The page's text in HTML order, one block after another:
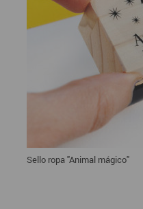
Sello ropa "Animal mágico"